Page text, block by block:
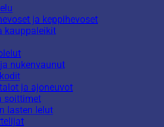
ja keppihevoset
kauppaleikit
nukenvaunut
ja ajoneuvot
soittimet
lasten lelut